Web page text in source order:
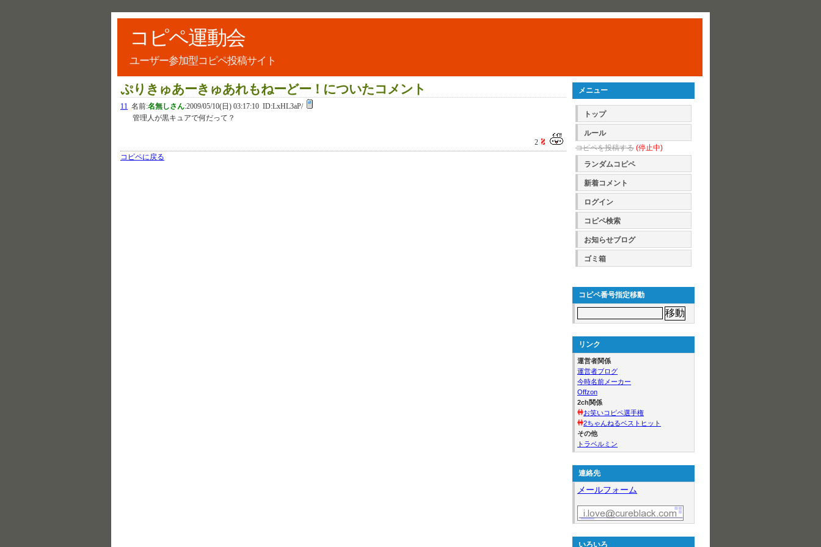
コピペ運動会
ユーザー参加型コピペ投稿サイト
ぷりきゅあーきゅあれもねーどー！についたコメント
11 名前:名無しさん:2009/05/10(日) 03:17:10 ID:LxHL3aP/
管理人が黒キュアで何だって？
2
コピペに戻る
メニュー
トップ
ルール
コピペを投稿する (停止中)
ランダムコピペ
新着コメント
ログイン
コピペ検索
お知らせブログ
ゴミ箱
コピペ番号指定移動
リンク
運営者関係
運営者ブログ
今時名前メーカー
Offzon
2ch関係
お笑いコピペ選手権
2ちゃんねるベストヒット
その他
トラベルミン
連絡先
メールフォーム
いろいろ